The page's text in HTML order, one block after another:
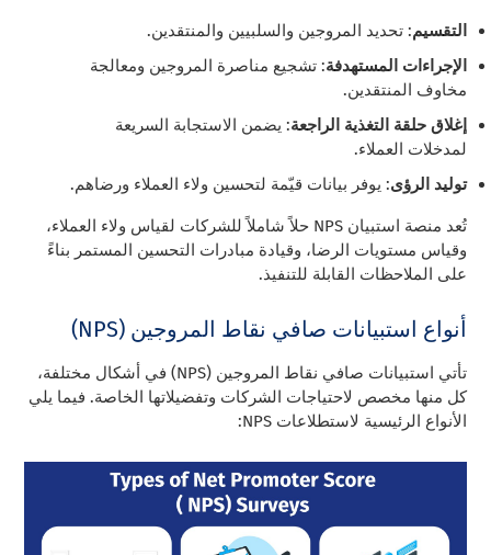
التقسيم: تحديد المروجين والسلبيين والمنتقدين.
الإجراءات المستهدفة: تشجيع مناصرة المروجين ومعالجة
مخاوف المنتقدين.
إغلاق حلقة التغذية الراجعة: يضمن الاستجابة السريعة
لمدخلات العملاء.
توليد الرؤى: يوفر بيانات قيّمة لتحسين ولاء العملاء ورضاهم.
تُعد منصة استبيان NPS حلاً شاملاً للشركات لقياس ولاء العملاء،
وقياس مستويات الرضا، وقيادة مبادرات التحسين المستمر بناءً
على الملاحظات القابلة للتنفيذ.
أنواع استبيانات صافي نقاط المروجين (NPS)
تأتي استبيانات صافي نقاط المروجين (NPS) في أشكال مختلفة،
كل منها مخصص لاحتياجات الشركات وتفضيلاتها الخاصة. فيما يلي
الأنواع الرئيسية لاستطلاعات NPS: